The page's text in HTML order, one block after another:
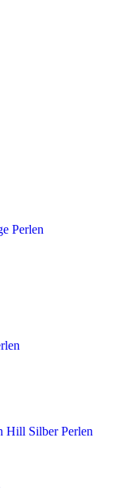
Perlen
Hill Silber Perlen